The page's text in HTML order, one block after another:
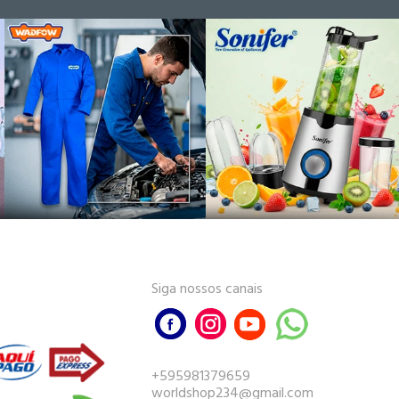
Siga nossos canais
+595981379659
worldshop234@gmail.com